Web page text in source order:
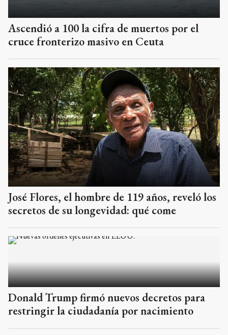
Ascendió a 100 la cifra de muertos por el
cruce fronterizo masivo en Ceuta
José Flores, el hombre de 119 años, reveló los
secretos de su longevidad: qué come
Donald Trump firmó nuevos decretos para
restringir la ciudadanía por nacimiento